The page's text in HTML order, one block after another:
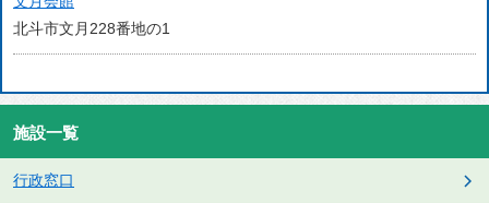
北斗市文月228番地の1
施設一覧
行政窓口